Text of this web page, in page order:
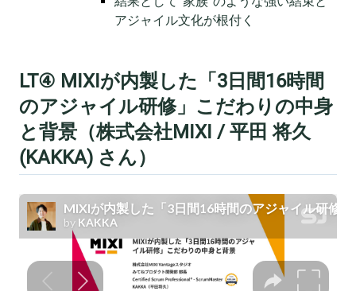
アジャイル文化が根付く
LT④ MIXIが内製した「3日間16時間
のアジャイル研修」こだわりの中身
と背景（株式会社MIXI / 平田 将久
(KAKKA) さん）